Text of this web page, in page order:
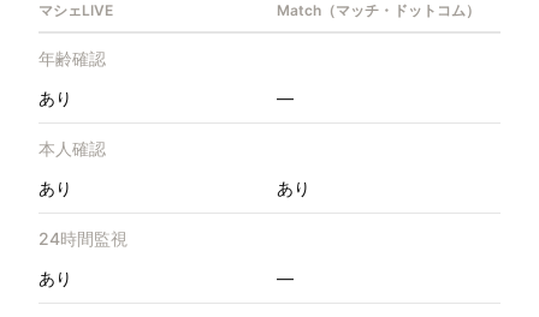
マシェLIVE Match（マッチ・ドットコム）
年齢確認
あり
—
本人確認
あり
あり
24時間監視
あり
—